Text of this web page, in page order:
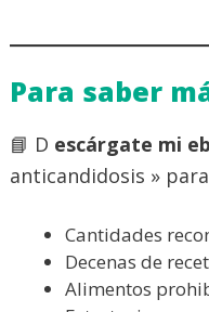
Para saber
📘 D escárgate mi
anticandidosis »
Cantidades
Decenas de
Alimentos